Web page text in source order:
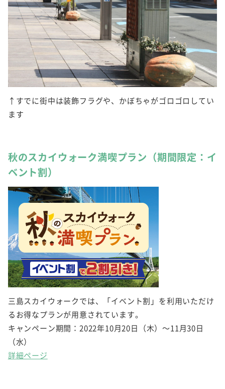
↑すでに街中は装飾フラグや、かぼちゃがゴロゴロしてい
ます
秋のスカイウォーク満喫プラン（期間限定：イ
ベント割）
三島スカイウォークでは、「イベント割」を利用いただけ
るお得なプランが用意されています。
キャンペーン期間：2022年10月20日（木）～11月30日
（水）
詳細ページ